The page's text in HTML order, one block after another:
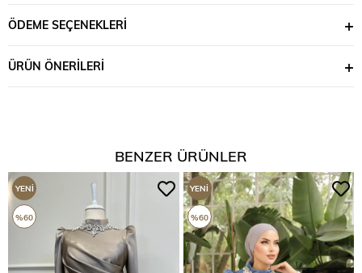
ÖDEME SEÇENEKLERI
ÜRÜN ÖNERILERI
BENZER ÜRÜNLER
YENI
ÜRÜN
%60
YENI
ÜRÜN
%60